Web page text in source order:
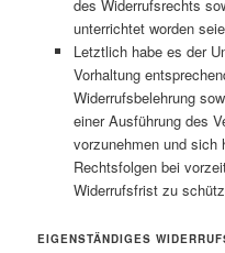
des Widerrufsrechts
unterrichtet worden
Letztlich habe es der
Vorhaltung
Widerrufsbelehrung
einer Ausführung des
vorzunehmen und sich
Rechtsfolgen bei
Widerrufsfrist zu
EIGENSTÄNDIGES